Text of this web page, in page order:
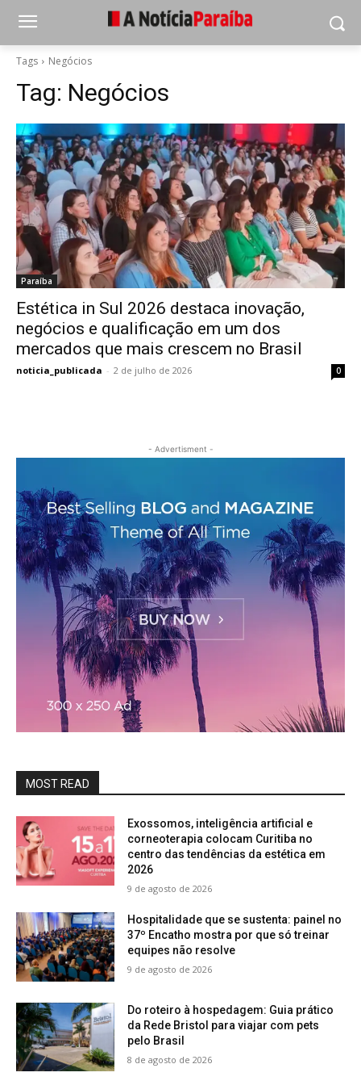
Tags Negócios
Tag: Negócios
Paraíba
Estética in Sul 2026 destaca inovação,
negócios e qualificação em um dos
mercados que mais crescem no Brasil
noticia_publicada - 2 de julho de 2026 0
- Advertisment -
MOST READ
Exossomos, inteligência artificial e
corneoterapia colocam Curitiba no
centro das tendências da estética em
2026
9 de agosto de 2026
Hospitalidade que se sustenta: painel no
37º Encatho mostra por que só treinar
equipes não resolve
9 de agosto de 2026
Do roteiro à hospedagem: Guia prático
da Rede Bristol para viajar com pets
pelo Brasil
8 de agosto de 2026